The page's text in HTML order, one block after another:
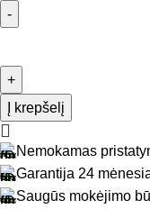
Į krepšelį
Nemokamas
Garantija 24
Saugūs mokėjimo